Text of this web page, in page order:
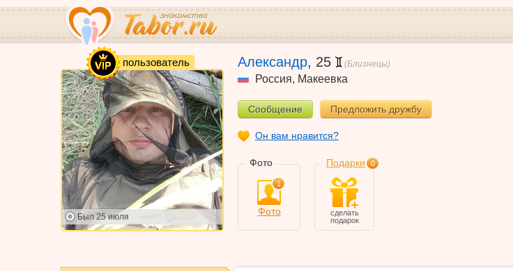
VIP
пользователь
Был25 июля
Александр, 25 (Близнецы)
Россия, Макеевка
Сообщение Предложить дружбу
Он вам нравится?
Фото
1
Фото
Подарки 0
сделать
подарок